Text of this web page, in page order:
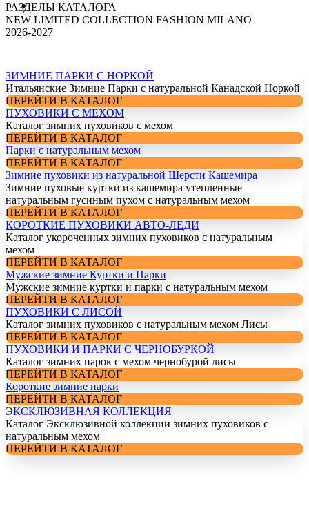
РАЗДЕЛЫ КАТАЛОГА
NEW LIMITED COLLECTION FASHION MILANO
2026-2027
ЗИМНИЕ ПАРКИ С НОРКОЙ
Итальянские Зимние Парки с натуральной Канадской Норкой
ПЕРЕЙТИ В КАТАЛОГ
ПУХОВИКИ С МЕХОМ
Каталог зимних пуховиков с мехом
ПЕРЕЙТИ В КАТАЛОГ
Парки с натуральным мехом
ПЕРЕЙТИ В КАТАЛОГ
Зимние пуховики из натуральной Шерсти Кашемира
Зимние пуховые куртки из кашемира утепленные
натуральным гусиным пухом с натуральным мехом
ПЕРЕЙТИ В КАТАЛОГ
КОРОТКИЕ ПУХОВИКИ АВТО-ЛЕДИ
Каталог укороченных зимних пуховиков с натуральным
мехом
ПЕРЕЙТИ В КАТАЛОГ
Мужские зимние Куртки и Парки
Мужские зимние куртки и парки с натуральным мехом
ПЕРЕЙТИ В КАТАЛОГ
ПУХОВИКИ С ЛИСОЙ
Каталог зимних пуховиков с натуральным мехом Лисы
ПЕРЕЙТИ В КАТАЛОГ
ПУХОВИКИ И ПАРКИ С ЧЕРНОБУРКОЙ
Каталог зимних парок с мехом чернобурой лисы
ПЕРЕЙТИ В КАТАЛОГ
Короткие зимние парки
ПЕРЕЙТИ В КАТАЛОГ
ЭКСКЛЮЗИВНАЯ КОЛЛЕКЦИЯ
Каталог Эксклюзивной коллекции зимних пуховиков с
натуральным мехом
ПЕРЕЙТИ В КАТАЛОГ